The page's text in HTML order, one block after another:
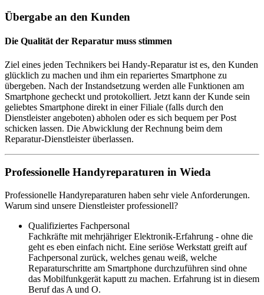
Übergabe an den Kunden
Die Qualität der Reparatur muss stimmen
Ziel eines jeden Technikers bei Handy-Reparatur ist es, den Kunden
glücklich zu machen und ihm ein repariertes Smartphone zu
übergeben. Nach der Instandsetzung werden alle Funktionen am
Smartphone gecheckt und protokolliert. Jetzt kann der Kunde sein
geliebtes Smartphone direkt in einer Filiale (falls durch den
Dienstleister angeboten) abholen oder es sich bequem per Post
schicken lassen. Die Abwicklung der Rechnung beim dem
Reparatur-Dienstleister überlassen.
Professionelle Handyreparaturen in Wieda
Professionelle Handyreparaturen haben sehr viele Anforderungen.
Warum sind unsere Dienstleister professionell?
Qualifiziertes Fachpersonal
Fachkräfte mit mehrjähriger Elektronik-Erfahrung - ohne die
geht es eben einfach nicht. Eine seriöse Werkstatt greift auf
Fachpersonal zurück, welches genau weiß, welche
Reparaturschritte am Smartphone durchzuführen sind ohne
das Mobilfunkgerät kaputt zu machen. Erfahrung ist in diesem
Beruf das A und O.